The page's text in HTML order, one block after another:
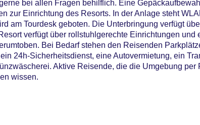
bei allen Fragen behilflich. Eine
zur Einrichtung des Resorts. In der Anlage steht
am Tourdesk geboten. Die Unterbringung verfügt
verfügt über rollstuhlgerechte Einrichtungen und
Bei Bedarf stehen den Reisenden
24h-Sicherheitsdienst, eine Autovermietung, ein
Aktive Reisende, die die Umgebung per
wissen.